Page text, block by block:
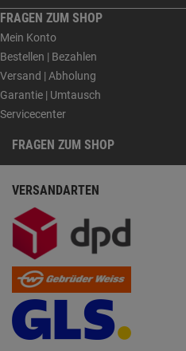
FRAGEN ZUM SHOP
Mein Konto
Bestellen | Bezahlen
Versand | Abholung
Garantie | Umtausch
Servicecenter
FRAGEN ZUM SHOP
VERSANDARTEN